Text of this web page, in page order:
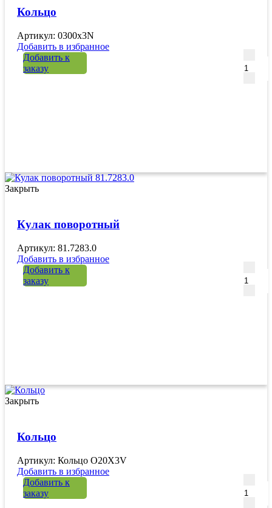
Кольцо
Артикул: 0300x3N
Добавить в избранное
Добавить к
заказу
Закрыть
Кулак поворотный
Артикул: 81.7283.0
Добавить в избранное
Добавить к
заказу
Закрыть
Кольцо
Артикул: Кольцо O20X3V
Добавить в избранное
Добавить к
заказу